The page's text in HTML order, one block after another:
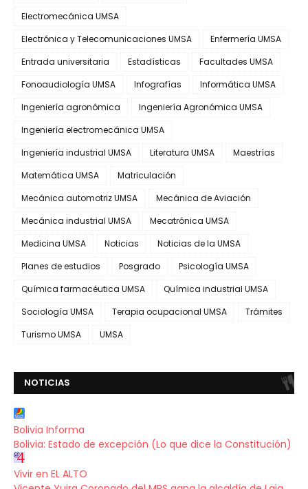
Electromecánica UMSA
Electrónica y Telecomunicaciones UMSA
Enfermería UMSA
Entrada universitaria
Estadísticas
Facultades UMSA
Fonoaudiología UMSA
Infografías
Informática UMSA
Ingeniería agronómica
Ingeniería Agronómica UMSA
Ingeniería electromecánica UMSA
Ingeniería industrial UMSA
Literatura UMSA
Maestrías
Matemática UMSA
Matriculación
Mecánica automotriz UMSA
Mecánica de Aviación
Mecánica industrial UMSA
Mecatrónica UMSA
Medicina UMSA
Noticias
Noticias de la UMSA
Planes de estudios
Posgrado
Psicología UMSA
Química farmacéutica UMSA
Química industrial UMSA
Sociología UMSA
Terapia ocupacional UMSA
Trámites
Turismo UMSA
UMSA
NOTICIAS
Bolivia Informa
Bolivia: Estado de excepción (Lo que dice la Constitución)
Vivir en EL ALTO